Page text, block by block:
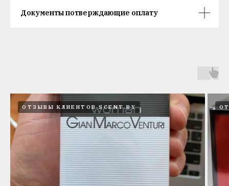
Документы потверждающие оплату
ОТЗЫВЫ КЛИЕНТОВ SCENT.BY